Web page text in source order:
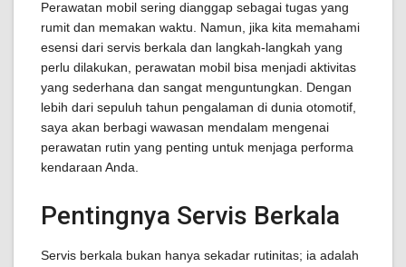
Perawatan mobil sering dianggap sebagai tugas yang
rumit dan memakan waktu. Namun, jika kita memahami
esensi dari servis berkala dan langkah-langkah yang
perlu dilakukan, perawatan mobil bisa menjadi aktivitas
yang sederhana dan sangat menguntungkan. Dengan
lebih dari sepuluh tahun pengalaman di dunia otomotif,
saya akan berbagi wawasan mendalam mengenai
perawatan rutin yang penting untuk menjaga performa
kendaraan Anda.
Pentingnya Servis Berkala
Servis berkala bukan hanya sekadar rutinitas; ia adalah